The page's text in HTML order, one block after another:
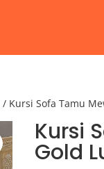
/ Kursi Sofa Tamu
Kursi
Gold